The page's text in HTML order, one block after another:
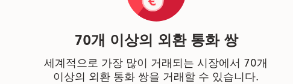
70개 이상의 외환 통화 쌍
세계적으로 가장 많이 거래되는 시장에서 70개
이상의 외환 통화 쌍을 거래할 수 있습니다.